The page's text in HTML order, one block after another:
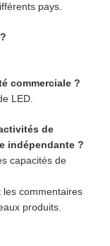
pays.
commerciale ?
LED.
de
indépendante ?
capacités de
les commentaires
produits.